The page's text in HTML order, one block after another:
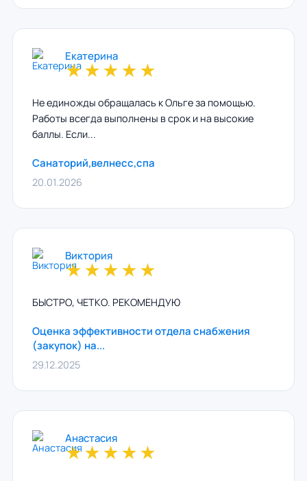
Екатерина
★★★★★
Не единожды обращалась к Ольге за помощью.
Работы всегда выполнены в срок и на высокие
баллы. Если...
Санаторий,велнесс,спа
20.01.2026
Виктория
★★★★★
БЫСТРО, ЧЕТКО. РЕКОМЕНДУЮ
Оценка эффективности отдела снабжения
(закупок) на...
29.12.2025
Анастасия
★★★★★